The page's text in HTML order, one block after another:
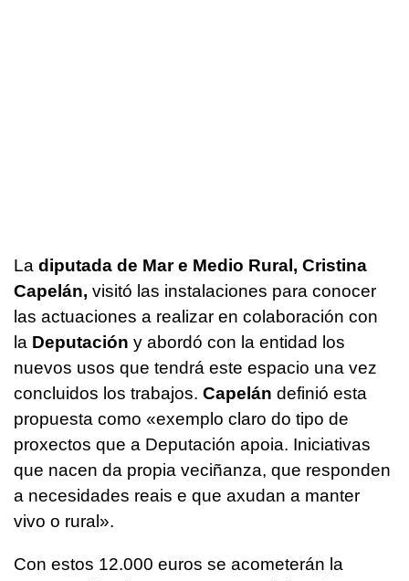
La diputada de Mar e Medio Rural, Cristina
Capelán, visitó las instalaciones para conocer
las actuaciones a realizar en colaboración con
la Deputación y abordó con la entidad los
nuevos usos que tendrá este espacio una vez
concluidos los trabajos. Capelán definió esta
propuesta como «exemplo claro do tipo de
proxectos que a Deputación apoia. Iniciativas
que nacen da propia veciñanza, que responden
a necesidades reais e que axudan a manter
vivo o rural».
Con estos 12.000 euros se acometerán la